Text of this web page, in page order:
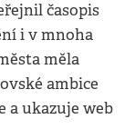
časopis
i v mnoha
měla
ambice
a ukazuje web